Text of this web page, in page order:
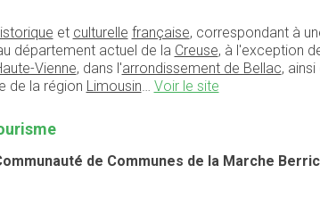
et culturelle française, correspondant à
département actuel de la Creuse, à l'exception
Vienne, dans l'arrondissement de Bellac,
de la région Limousin Voir le site
de Communes de la Marche